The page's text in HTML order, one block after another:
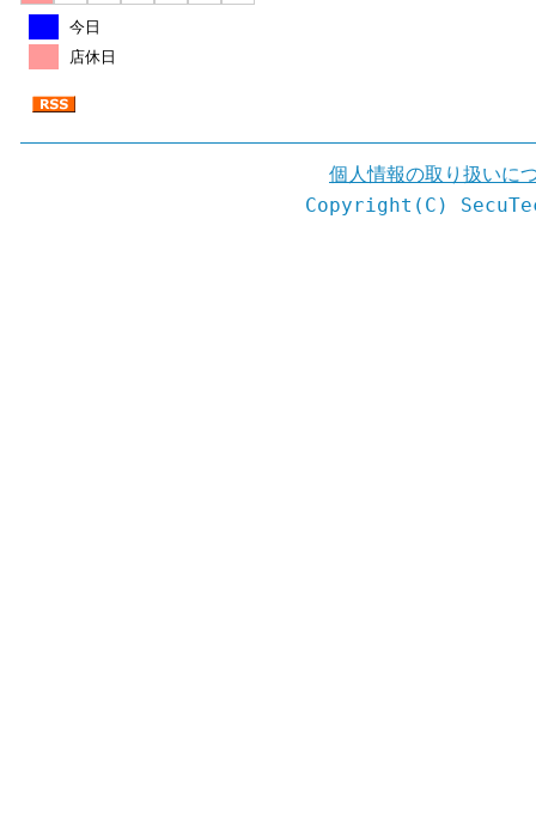
今日
店休日
個人情報の取り扱いに
Copyright(C)